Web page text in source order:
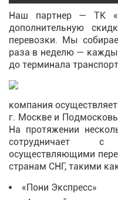
Наш партнер — ТК
дополнительную
перевозки. Мы
раза в неделю —
до терминала
компания
г. Москве и
На протяжении
сотрудничает
осуществляющими
странам СНГ, такими
«Пони Экспресс»